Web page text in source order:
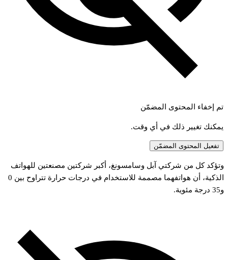
تم إخفاء المحتوى المضمّن
يمكنك تغيير ذلك في أي وقت.
تفعيل المحتوى المضمّن
وتؤكد كل من شركتي آبل وسامسونغ، أكبر شركتين مصنعتين للهواتف
الذكية، أن هواتفهما مصممة للاستخدام في درجات حرارة تتراوح بين 0
درجة مئوية.